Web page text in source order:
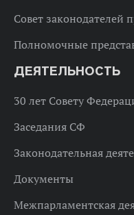
Совет законодателей
Полномочные
ДЕЯТЕЛЬНОСТЬ
30 лет Совету
Заседания СФ
Законодательная
Документы
Межпарламентская